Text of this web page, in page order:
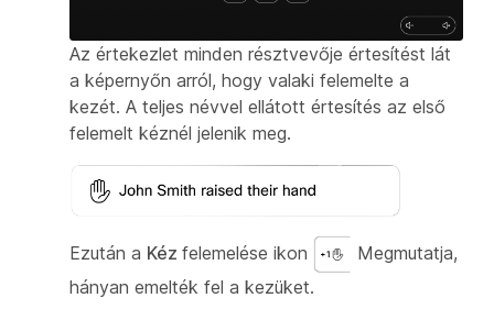
Az értekezlet minden résztvevője értesítést lát
a képernyőn arról, hogy valaki felemelte a
kezét. A teljes névvel ellátott értesítés az első
felemelt kéznél jelenik meg.
Ezután a Kéz felemelése ikon
Megmutatja,
hányan emelték fel a kezüket.